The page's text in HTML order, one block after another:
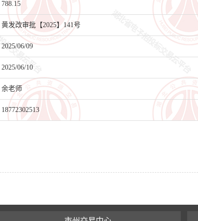
788.15
黄发改审批【2025】141号
2025/06/09
2025/06/10
余老师
18772302513